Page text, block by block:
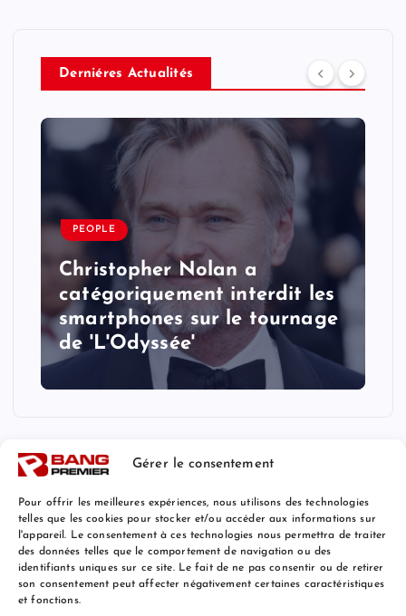
Gérer le consentement
Pour offrir les meilleures expériences, nous utilisons des technologies
telles que les cookies pour stocker et/ou accéder aux informations sur
l'appareil. Le consentement à ces technologies nous permettra de traiter
des données telles que le comportement de navigation ou des
identifiants uniques sur ce site. Le fait de ne pas consentir ou de retirer
son consentement peut affecter négativement certaines caractéristiques
et fonctions.
Derniéres Actualités
PEOPLE
Christopher Nolan a
catégoriquement interdit les
smartphones sur le tournage
de 'L'Odyssée'
Mentions Légales